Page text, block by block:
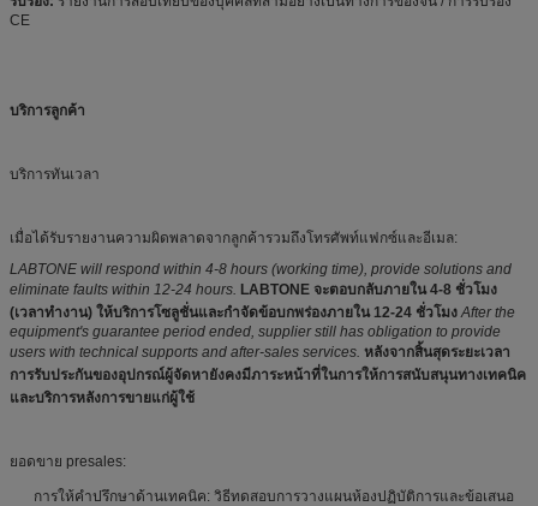
CE
บริการลูกค้า
บริการทันเวลา
เมื่อได้รับรายงานความผิดพลาดจากลูกค้ารวมถึงโทรศัพท์แฟกซ์และอีเมล:
LABTONE will respond within 4-8 hours (working time), provide solutions and
eliminate faults within 12-24 hours. LABTONE จะตอบกลับภายใน 4-8 ชั่วโมง
(เวลาทำงาน) ให้บริการโซลูชั่นและกำจัดข้อบกพร่องภายใน 12-24 ชั่วโมง After the
equipment's guarantee period ended, supplier still has obligation to provide
users with technical supports and after-sales services. หลังจากสิ้นสุดระยะเวลา
การรับประกันของอุปกรณ์ผู้จัดหายังคงมีภาระหน้าที่ในการให้การสนับสนุนทางเทคนิค
และบริการหลังการขายแก่ผู้ใช้
ยอดขาย presales:
การให้คำปรึกษาด้านเทคนิค: วิธีทดสอบการวางแผนห้องปฏิบัติการและข้อเสนอ